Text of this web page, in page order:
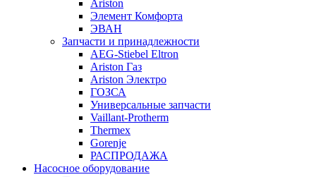
Ariston
Элемент Комфорта
ЭВАН
Запчасти и принадлежности
AEG-Stiebel Eltron
Ariston Газ
Ariston Электро
ГОЗСА
Универсальные запчасти
Vaillant-Protherm
Thermex
Gorenje
РАСПРОДАЖА
Насосное оборудование